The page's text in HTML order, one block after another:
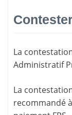
La
Administratif
La
recommandé